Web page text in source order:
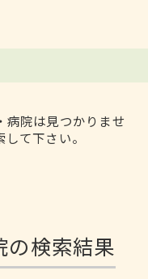
病院は見つかりませ
て下さい。
の検索結果